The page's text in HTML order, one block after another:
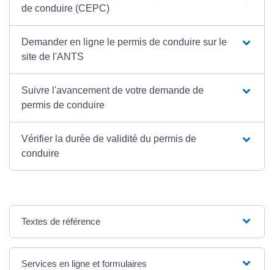
de conduire (CEPC)
Demander en ligne le permis de conduire sur le
site de l'ANTS
Suivre l'avancement de votre demande de
permis de conduire
Vérifier la durée de validité du permis de
conduire
Textes de référence
Services en ligne et formulaires